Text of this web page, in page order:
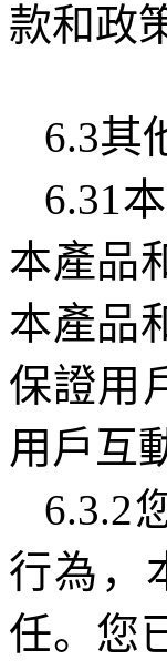
款和政
6.3其
6.31
本產品
本產品
保證用
用戶互
6.3.2
行為，
任。您